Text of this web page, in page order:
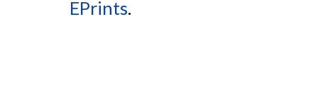
EPrints.